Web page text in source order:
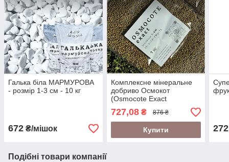
Галька біла МАРМУРОВА
- розмір 1-3 см - 10 кг
672 ₴/мішок
Комплексне мінеральне
добриво Осмокот
(Osmocote Exact
Standard),
15+9+12+2MgO+TE (5-6
м), Еверріс (Everris),
фасув. 1кг
727,08₴ 876 ₴
Купити 272
Подібні товари компанії